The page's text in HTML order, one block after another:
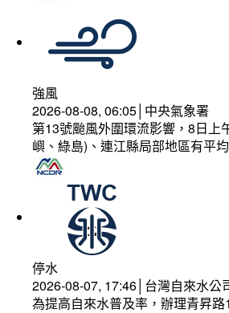
強風
2026-08-08, 06:05│中央氣象署
第13號颱風外圍環流影響，8日上
嶼、綠島)、連江縣局部地區有平
停水
2026-08-07, 17:46│台灣自來水公
為提高自來水普及率，辦理青昇